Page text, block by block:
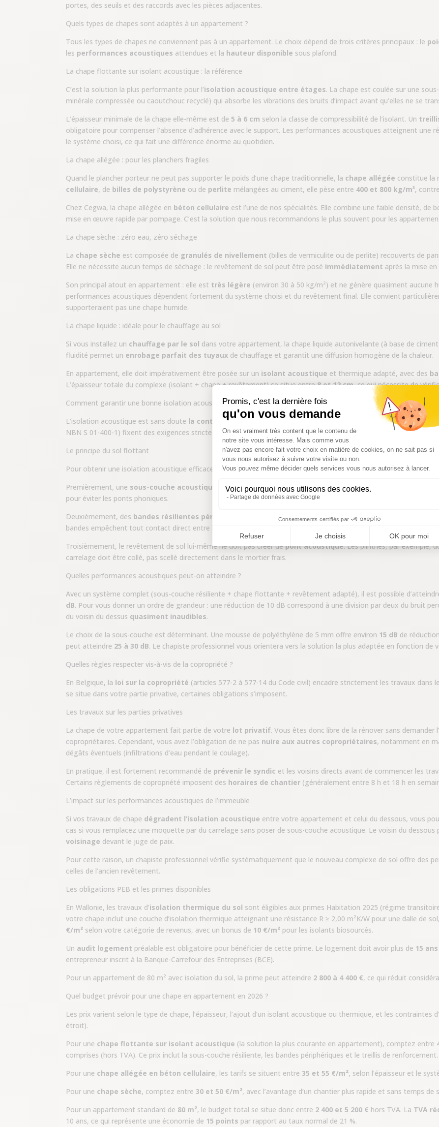
portes, des seuils et des raccords avec les pièces adjacentes.
Quels types de chapes sont adaptés à un appartement ?
Tous les types de chapes ne conviennent pas à un appartement. Le choix dépend de trois critères principaux : le
les performances acoustiques attendues et la hauteur disponible sous plafond.
La chape flottante sur isolant acoustique : la référence
C’est la solution la plus performante pour l’isolation acoustique entre étages. La chape est coulée sur une
minérale compressée ou caoutchouc recyclé) qui absorbe les vibrations des bruits d’impact avant qu’elles ne se
L’épaisseur minimale de la chape elle-même est de5 à 6 cm selon la classe de compressibilité de l’isolant. Un
obligatoire pour compenser l’absence d’adhérence avec le support. Les performances acoustiques atteignent une
le système choisi, ce qui fait une différence énorme au quotidien.
La chape allégée : pour les planchers fragiles
Quand le plancher porteur ne peut pas supporter le poids d’une chape traditionnelle, la chape allégée constitue la
cellulaire, de billes de polystyrène ou de perlite mélangées au ciment, elle pèse entre 400 et 800 kg/m³, contre
Chez Cegwa, la chape allégée en béton cellulaire est l’une de nos spécialités. Elle combine une faible densité, de
mise en œuvre rapide par pompage. C’est la solution que nous recommandons le plus souvent pour les
La chape sèche : zéro eau, zéro séchage
La chape sèche est composée de granulés de nivellement (billes de vermiculite ou de perlite) recouverts de
Elle ne nécessite aucun temps de séchage : le revêtement de sol peut être posé immédiatement après la mise
Son principal atout en appartement : elle est très légère (environ 30 à 50 kg/m²) et ne génère quasiment aucune
performances acoustiques dépendent fortement du système choisi et du revêtement final. Elle convient
supporteraient pas une chape humide.
La chape liquide : idéale pour le chauffage au sol
Si vous installez un chauffage par le sol dans votre appartement, la chape liquide autonivelante (à base de
fluidité permet un enrobage parfait des tuyaux de chauffage et garantit une diffusion homogène de la chaleur.
En appartement, elle doit impérativement être posée sur un isolant acoustique et thermique adapté, avec des
L’épaisseur totale du complexe (isolant + chape + revêtement) se situe entre8 et 12 cm, ce qui nécessite de
Comment garantir une bonne isolation acoustique avec votre chape ?
L’isolation acoustique est sans doute la contrainte la plus critique
en appartement. En Belgique, les normes
NBN S 01-400-1) fixent des exigences strictes pour les bruits d’impact entre logements.
Le principe du sol flottant
Pour obtenir une isolation acoustique efficace, la chape doit êtretotalement désolidariséede la structure du
Premièrement, une sous-couche acoustique
doit être posée sur toute la surface du plancher, sans interruption.
pour éviter les ponts phoniques.
Deuxièmement, des bandes résilientes périphériques
doivent être collées le long de tous les murs, cloisons et
bandes empêchent tout contact direct entre la chape et les parois, ce qui stopperait la transmission des vibrations.
Troisièmement, le revêtement de sol lui-même ne doit pas créer depont acoustique. Les plinthes, par exemple,
carrelage doit être collé, pas scellé directement dans le mortier frais.
Quelles performances acoustiques peut-on atteindre ?
Avec un système complet (sous-couche résiliente + chape flottante + revêtement adapté), il est possible
dB. Pour vous donner un ordre de grandeur : une réduction de 10 dB correspond à une division par deux du bruit
du voisin du dessus quasiment inaudibles.
Le choix de la sous-couche est déterminant. Une mousse de polyéthylène de 5 mm offre environ 15 dB de
peut atteindre 25 à 30 dB. Le chapiste professionnel vous orientera vers la solution la plus adaptée en fonction de
Quelles règles respecter vis-à-vis de la copropriété ?
En Belgique, la loi sur la copropriété (articles 577-2 à 577-14 du Code civil) encadre strictement les travaux dans
se situe dans votre partie privative, certaines obligations s’imposent.
Les travaux sur les parties privatives
La chape de votre appartement fait partie de votre lot privatif. Vous êtes donc libre de la rénover sans demander
copropriétaires. Cependant, vous avez l’obligation de ne pas nuire aux autres copropriétaires, notamment en
dégâts éventuels (infiltrations d’eau pendant le coulage).
En pratique, il est fortement recommandé de prévenir le syndic et les voisins directs avant de commencer les
Certains règlements de copropriété imposent des horaires de chantier (généralement entre 8 h et 18 h en
L’impact sur les performances acoustiques de l’immeuble
Si vos travaux de chape dégradent l’isolation acoustique entre votre appartement et celui du dessous, vous
cas si vous remplacez une moquette par du carrelage sans poser de sous-couche acoustique. Le voisin du dessous
voisinage devant le juge de paix.
Pour cette raison, un chapiste professionnel vérifie systématiquement que le nouveau complexe de sol offre des
celles de l’ancien revêtement.
Les obligations PEB et les primes disponibles
En Wallonie, les travaux d’isolation thermique du sol sont éligibles aux primes Habitation 2025 (régime
votre chape inclut une couche d’isolation thermique atteignant une résistance R ≥ 2,00 m²K/W pour une dalle de
€/m² selon votre catégorie de revenus, avec un bonus de 10 €/m² pour les isolants biosourcés.
Un audit logement préalable est obligatoire pour bénéficier de cette prime. Le logement doit avoir plus de 15 ans
entrepreneur inscrit à la Banque-Carrefour des Entreprises (BCE).
Pour un appartement de 80 m² avec isolation du sol, la prime peut atteindre 2 800 à 4 400 €, ce qui réduit
Quel budget prévoir pour une chape en appartement en 2026 ?
Les prix varient selon le type de chape, l’épaisseur, l’ajout d’un isolant acoustique ou thermique, et les contraintes
étroit).
Pour une chape flottante sur isolant acoustique (la solution la plus courante en appartement), comptez entre
comprises (hors TVA). Ce prix inclut la sous-couche résiliente, les bandes périphériques et le treillis de renforcement.
Pour une chape allégée en béton cellulaire, les tarifs se situent entre35 et 55 €/m², selon l’épaisseur et le
Pour une chape sèche, comptez entre30 et 50 €/m², avec l’avantage d’un chantier plus rapide et sans temps de
Pour un appartement standard de 80 m², le budget total se situe donc entre 2 400 et 5 200 € hors TVA. La TVA
10 ans, ce qui représente une économie de 15 points par rapport au taux normal de 21 %.